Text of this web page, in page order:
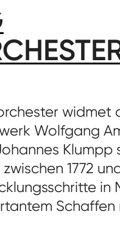
widmet
Wolfgang
Klumpp
1772
in
Schaffen